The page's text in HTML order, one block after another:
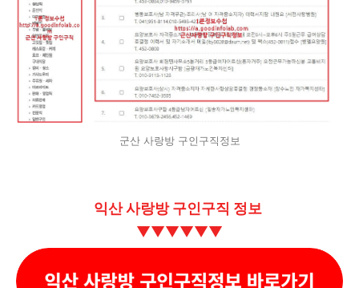
군산 사랑방 구인구직정보
익산 사랑방 구인구직 정보
▼▼▼▼▼▼